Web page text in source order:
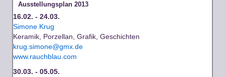
Ausstellungsplan 2013
16.02. - 24.03.
Simone Krug
Keramik, Porzellan, Grafik, Geschichten
krug.simone@gmx.de
www.rauchblau.com
30.03. - 05.05.